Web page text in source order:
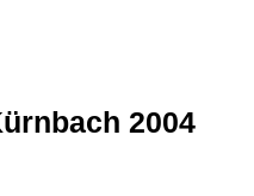
2004